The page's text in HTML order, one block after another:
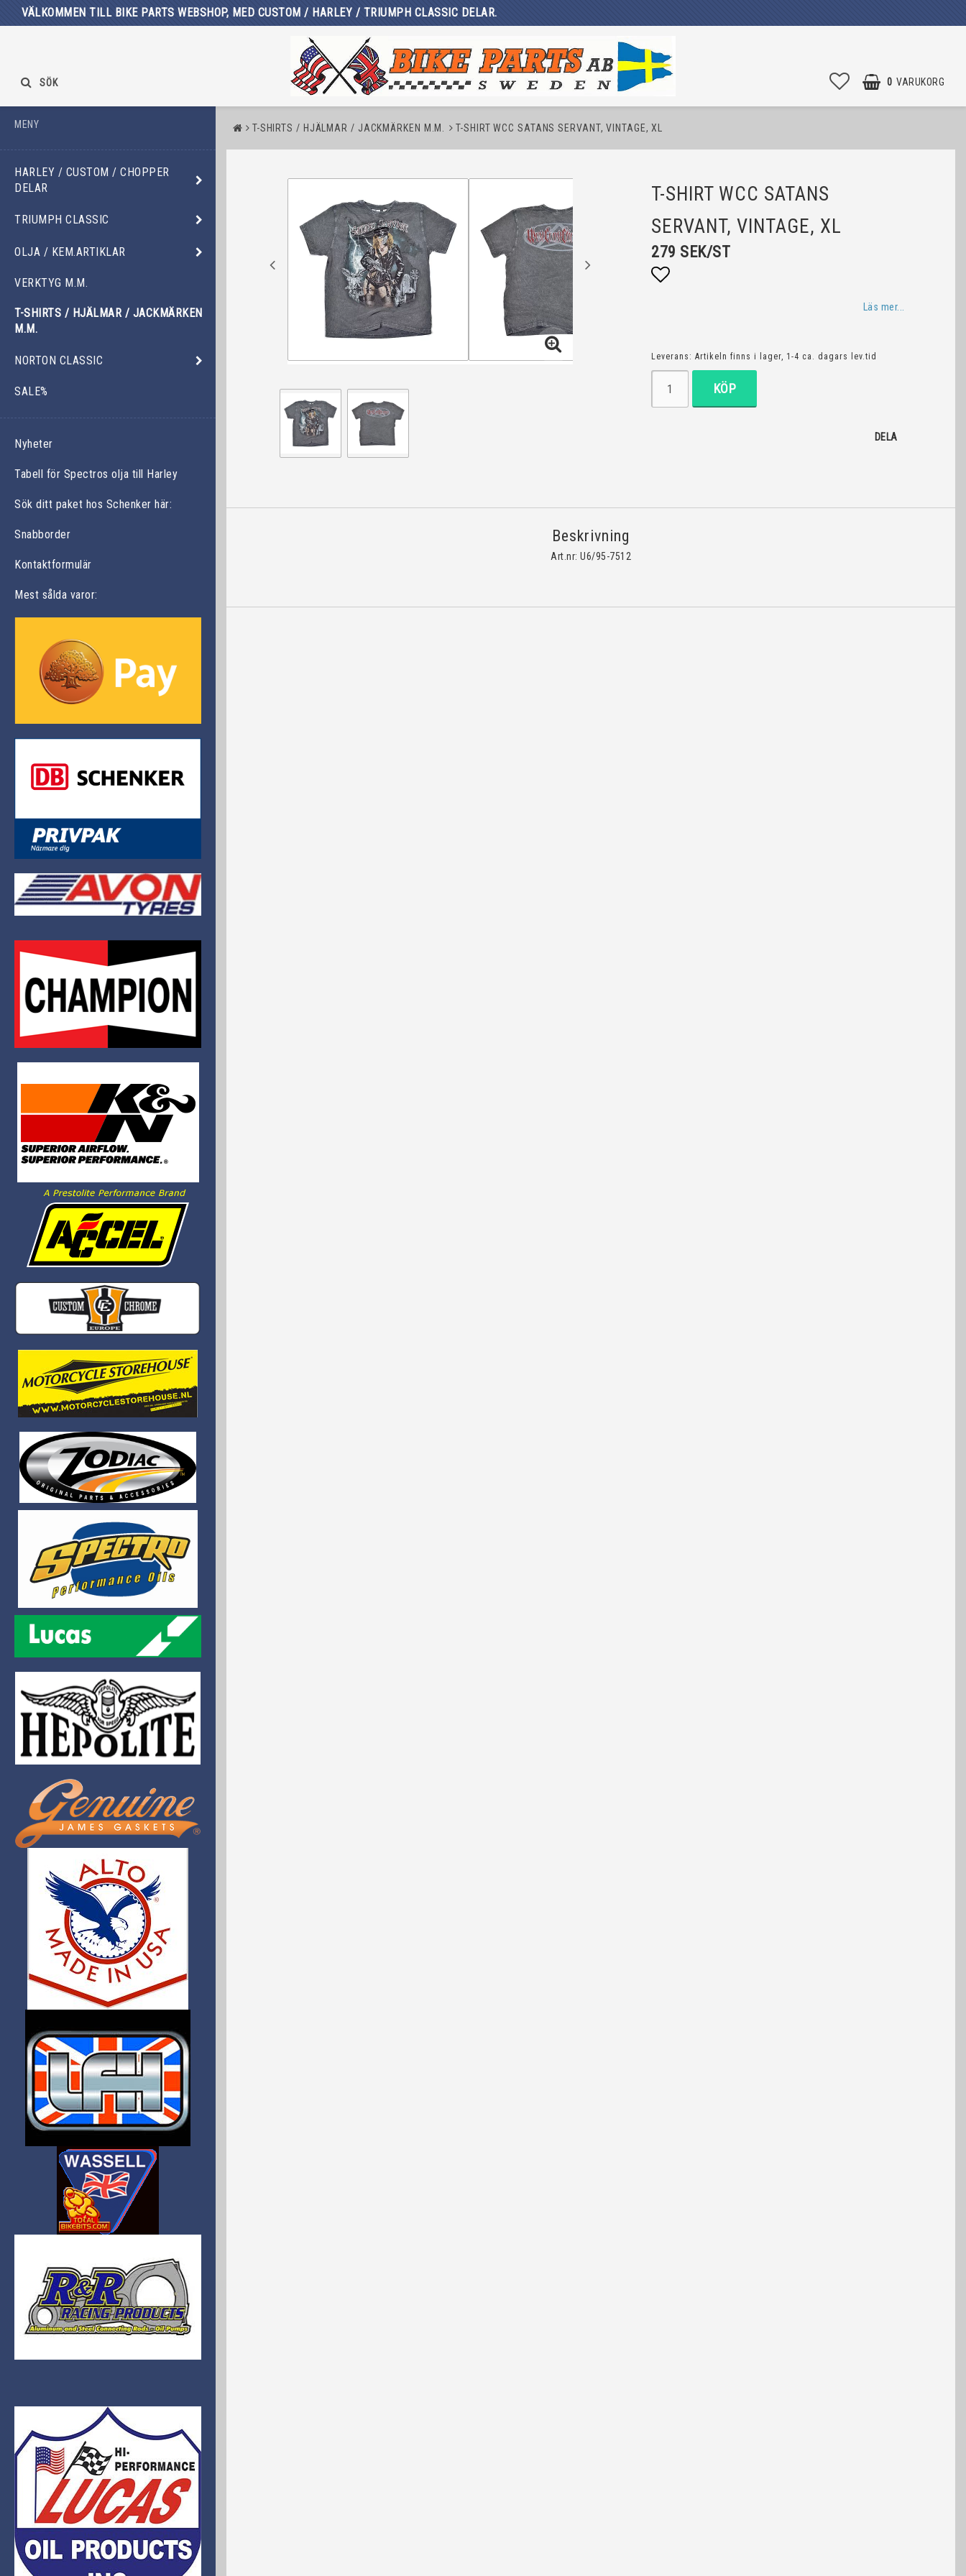
VÄLKOMMEN TILL BIKE PARTS WEBSHOP, MED CUSTOM / HARLEY / TRIUMPH CLASSIC DELAR.
0 VARUKORG
SÖK
MENY
HARLEY / CUSTOM / CHOPPER
DELAR
TRIUMPH CLASSIC
OLJA / KEM.ARTIKLAR
VERKTYG M.M.
T-SHIRTS / HJÄLMAR / JACKMÄRKEN
M.M.
NORTON CLASSIC
SALE%
Nyheter
Tabell för Spectros olja till Harley
Sök ditt paket hos Schenker här:
Snabborder
Kontaktformulär
Mest sålda varor:
T-SHIRTS / HJÄLMAR / JACKMÄRKEN M.M. T-SHIRT WCC SATANS SERVANT, VINTAGE, XL
T-SHIRT WCC SATANS
SERVANT, VINTAGE, XL
279 SEK/ST
Läs mer...
Leverans:Artikeln finns i lager, 1-4 ca. dagars lev.tid
KÖP
DELA
Beskrivning
Art.nr: U6/95-7512